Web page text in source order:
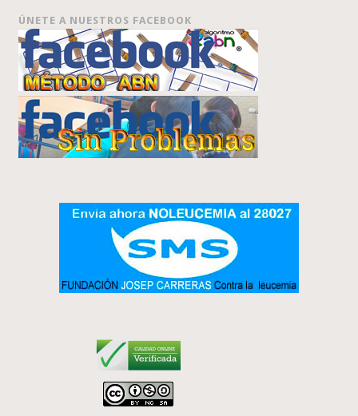
ÚNETE A NUESTROS FACEBOOK